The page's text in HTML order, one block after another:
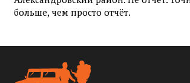
больше, чем просто отчёт.